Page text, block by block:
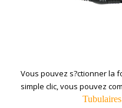
Vous pouvez s?ctionner la
simple clic, vous pouvez